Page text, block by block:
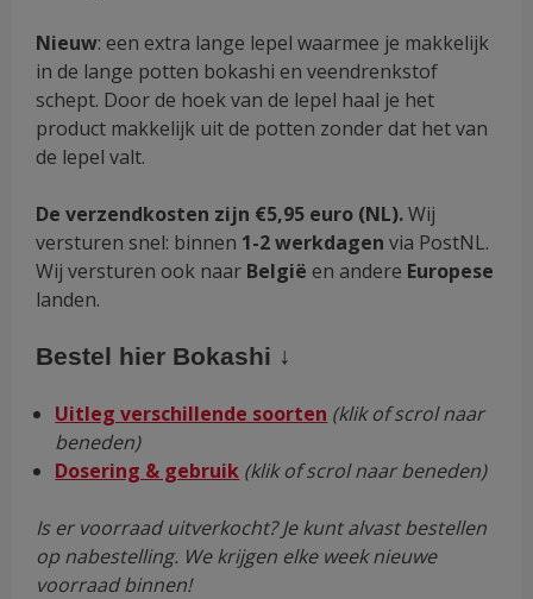
Nieuw: een extra lange lepel waarmee je makkelijk
in de lange potten bokashi en veendrenkstof
schept. Door de hoek van de lepel haal je het
product makkelijk uit de potten zonder dat het van
de lepel valt.
De verzendkosten zijn €5,95 euro (NL).Wij
versturen snel: binnen 1-2 werkdagen via PostNL.
Wij versturen ook naar België en andere Europese
landen.
Bestel hier Bokashi ↓
Uitleg verschillende soorten (klik of scrol naar
beneden)
Dosering & gebruik (klik of scrol naar beneden)
Is er voorraad uitverkocht? Je kunt alvast bestellen
op nabestelling. We krijgen elke week nieuwe
voorraad binnen!